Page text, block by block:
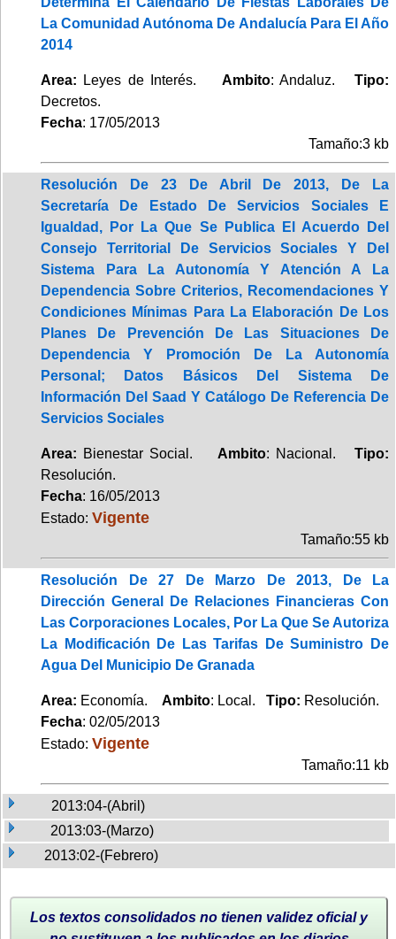
La Comunidad Autónoma De Andalucía Para El Año
2014
Area: Leyes de Interés. Ambito: Andaluz.Tipo:
Decretos.
Fecha: 17/05/2013
Tamaño:3 kb
Resolución De 23 De Abril De 2013, De La
Secretaría De Estado De Servicios Sociales E
Igualdad, Por La Que Se Publica El Acuerdo Del
Consejo Territorial De Servicios Sociales Y Del
Sistema Para La Autonomía Y Atención A La
Dependencia Sobre Criterios, Recomendaciones Y
Condiciones Mínimas Para La Elaboración De Los
Planes De Prevención De Las Situaciones De
Dependencia Y Promoción De La Autonomía
Personal; Datos Básicos Del Sistema De
Información Del Saad Y Catálogo De Referencia De
Servicios Sociales
Area: Bienestar Social. Ambito: Nacional. Tipo:
Resolución.
Fecha: 16/05/2013
Estado: Vigente
Tamaño:55 kb
Resolución De 27 De Marzo De 2013, De La
Dirección General De Relaciones Financieras Con
Las Corporaciones Locales, Por La Que Se Autoriza
La Modificación De Las Tarifas De Suministro De
Agua Del Municipio De Granada
Area: Economía. Ambito: Local. Tipo: Resolución.
Fecha: 02/05/2013
Estado: Vigente
Tamaño:11 kb
2013:04-(Abril)
2013:03-(Marzo)
2013:02-(Febrero)
Los textos consolidados no tienen validez oficial y